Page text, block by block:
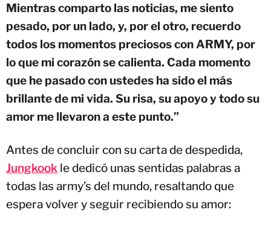
Mientras comparto las noticias, me siento
pesado, por un lado, y, por el otro, recuerdo
todos los momentos preciosos con ARMY, por
lo que mi corazón se calienta. Cada momento
que he pasado con ustedes ha sido el más
brillante de mi vida. Su risa, su apoyo y todo su
amor me llevaron a este punto.”
Antes de concluir con su carta de despedida,
Jungkook le dedicó unas sentidas palabras a
todas las army’s del mundo, resaltando que
espera volver y seguir recibiendo su amor: